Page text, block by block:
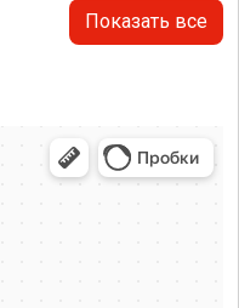
Показать все